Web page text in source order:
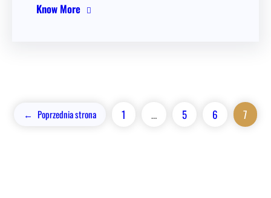
Know More
← Poprzednia strona 1 … 5 6 7